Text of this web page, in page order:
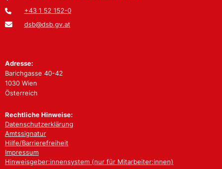
+43 1 52 152-0
dsb@dsb.gv.at
Adresse:
Barichgasse 40-42
1030 Wien
Österreich
Rechtliche Hinweise:
Datenschutzerklärung
Amtssignatur
Hilfe/Barrierefreiheit
Impressum
Hinweisgeber:innensystem (nur für Mitarbeiter:innen)